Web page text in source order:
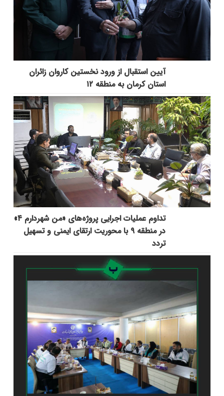
آیین استقبال از ورود نخستین کاروان زائران
استان کرمان به منطقه ۱۲
تداوم عملیات اجرایی پروژه‌های «من شهردارم ۴»
در منطقه ۹ با محوریت ارتقای ایمنی و تسهیل
تردد